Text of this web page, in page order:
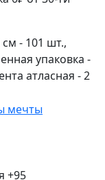
см - 101 шт.,
упаковка -
атласная - 2
+95